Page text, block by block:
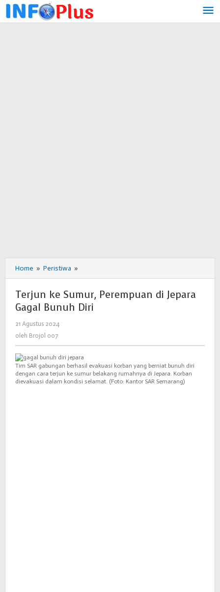
Lewati
ke
Home » Peristiwa »
ke
Perempuan
di
Terjun ke Sumur, Perempuan di Jepara
Gagal Bunuh Diri
21 Agustus 2024
oleh Brojol 007
Tim SAR gabungan berhasil evakuasi korban yang berniat bunuh diri
dengan cara terjun ke sumur belakang rumahnya di Jepara. Korban
dievakuasi dalam kondisi selamat. (Foto: Kantor SAR Semarang)